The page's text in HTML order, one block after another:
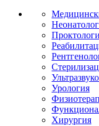
Урология
Хирургия